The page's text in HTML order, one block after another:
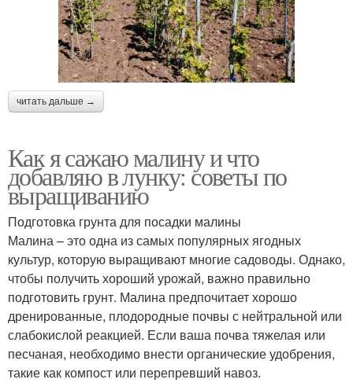
читать дальше →
Как я сажаю малину и что
добавляю в лунку: советы по
выращиванию
Подготовка грунта для посадки малины
Малина – это одна из самых популярных ягодных
культур, которую выращивают многие садоводы. Однако,
чтобы получить хороший урожай, важно правильно
подготовить грунт. Малина предпочитает хорошо
дренированные, плодородные почвы с нейтральной или
слабокислой реакцией. Если ваша почва тяжелая или
песчаная, необходимо внести органические удобрения,
такие как компост или перепревший навоз.